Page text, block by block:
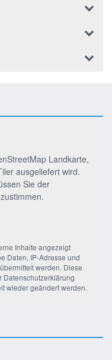
Landkarte,
ausgeliefert wird.
Sie der
Inhalte angezeigt
Daten, IP-Adresse und
werden. Diese
Datenschutzerklärung
wieder geändert werden.